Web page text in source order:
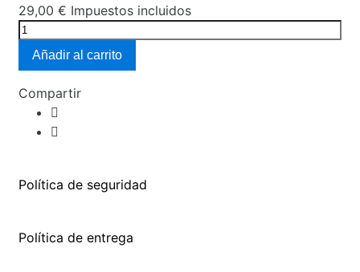
29,00 € Impuestos incluidos
Añadir al carrito
Compartir
Política de seguridad
Política de entrega